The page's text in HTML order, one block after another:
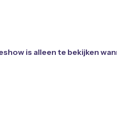
is alleen te bekijken